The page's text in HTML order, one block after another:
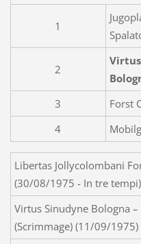
1
2
3 Forst
4
Libertas Jollycolombani
(30/08/1975 - In tre tempi)
Virtus Sinudyne Bologna
(Scrimmage) (11/09/